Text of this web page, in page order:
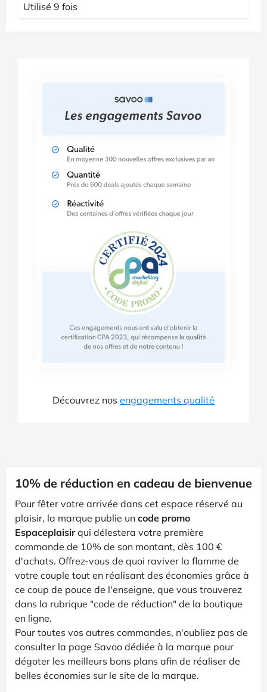
Utilisé 9 fois
Découvrez nos engagements qualité
10% de réduction en cadeau de bienvenue
Pour fêter votre arrivée dans cet espace réservé au
plaisir, la marque publie un code promo
Espaceplaisirqui délestera votre première
commande de 10% de son montant, dès 100 €
d'achats. Offrez-vous de quoi raviver la flamme de
votre couple tout en réalisant des économies grâce à
ce coup de pouce de l'enseigne, que vous trouverez
dans la rubrique "code de réduction" de la boutique
en ligne.
Pour toutes vos autres commandes, n'oubliez pas de
consulter la page Savoo dédiée à la marque pour
dégoter les meilleurs bons plans afin de réaliser de
belles économies sur le site de la marque.